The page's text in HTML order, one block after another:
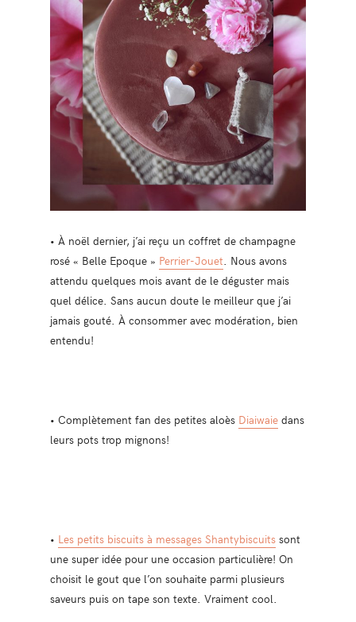
• À noël dernier, j’ai reçu un coffret de champagne
rosé « Belle Epoque » Perrier-Jouet. Nous avons
attendu quelques mois avant de le déguster mais
quel délice. Sans aucun doute le meilleur que j’ai
jamais gouté. À consommer avec modération, bien
entendu!
• Complètement fan des petites aloès Diaiwaiedans
leurs pots trop mignons!
• Les petits biscuits à messages Shantybiscuitssont
une super idée pour une occasion particulière! On
choisit le gout que l’on souhaite parmi plusieurs
saveurs puis on tape son texte. Vraiment cool.